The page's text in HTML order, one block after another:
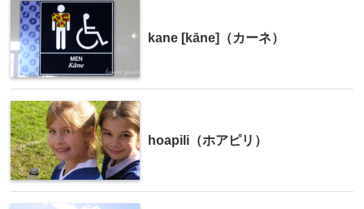
kane [kāne]（カーネ）
hoapili（ホアピリ）